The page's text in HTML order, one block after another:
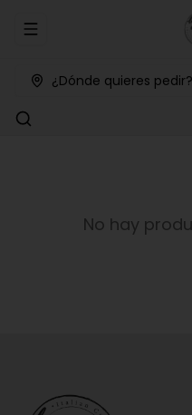
Abrir menu de
¿Dónde quieres pedir?
No hay